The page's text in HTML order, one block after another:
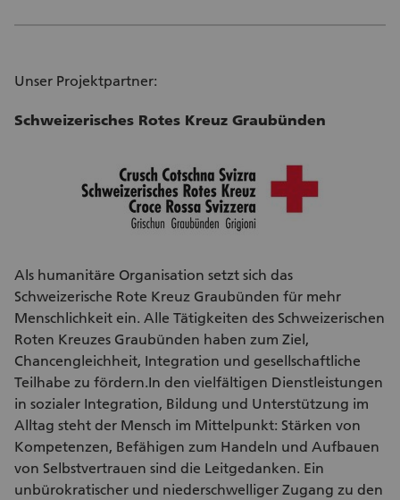
Unser Projektpartner:
Schweizerisches Rotes Kreuz Graubünden
Als humanitäre Organisation setzt sich das
Schweizerische Rote Kreuz Graubünden für mehr
Menschlichkeit ein. Alle Tätigkeiten des Schweizerischen
Roten Kreuzes Graubünden haben zum Ziel,
Chancengleichheit, Integration und gesellschaftliche
Teilhabe zu fördern.In den vielfältigen Dienstleistungen
in sozialer Integration, Bildung und Unterstützung im
Alltag steht der Mensch im Mittelpunkt: Stärken von
Kompetenzen, Befähigen zum Handeln und Aufbauen
von Selbstvertrauen sind die Leitgedanken. Ein
unbürokratischer und niederschwelliger Zugang zu den